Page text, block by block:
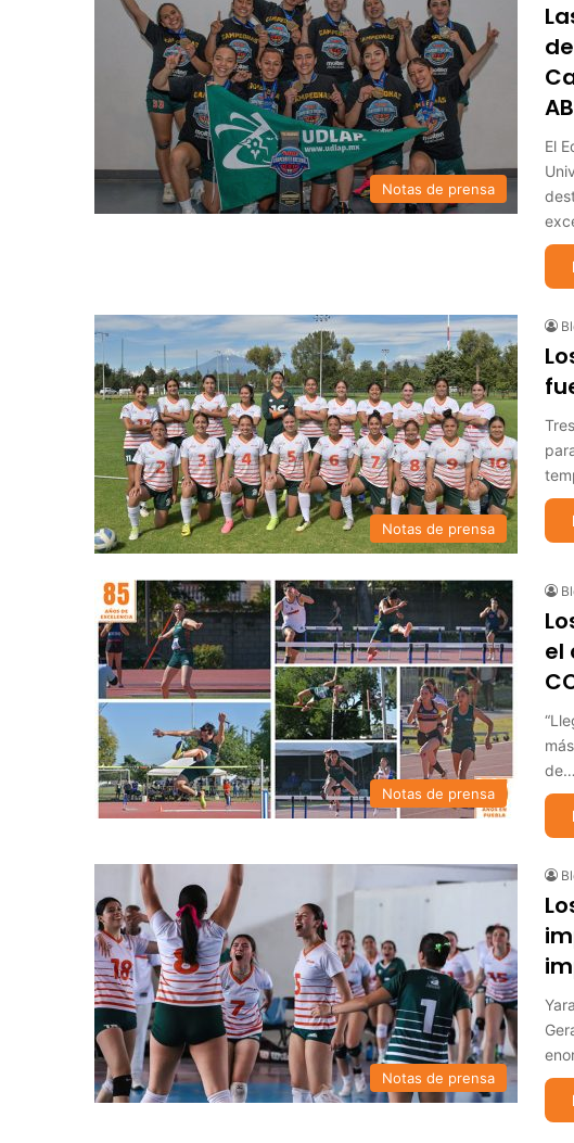
Notas de prensa
El
Notas de prensa
Notas de prensa
el
de…
Notas de prensa